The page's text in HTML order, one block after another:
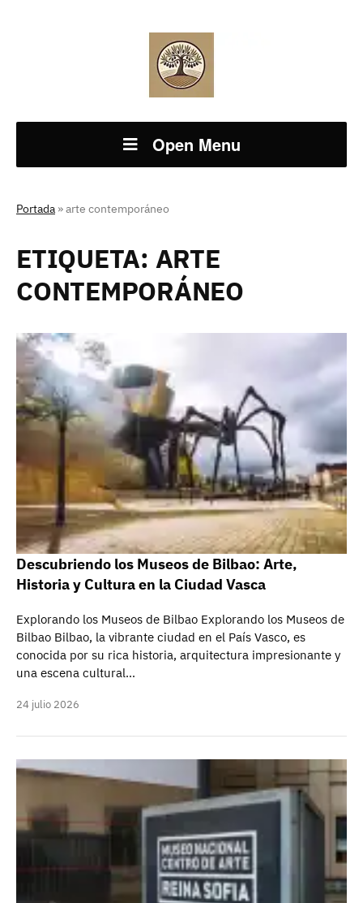
Open Menu
Portada »arte contemporáneo
ETIQUETA: ARTE
CONTEMPORÁNEO
Descubriendo los Museos de Bilbao: Arte,
Historia y Cultura en la Ciudad Vasca
Explorando los Museos de Bilbao Explorando los Museos de
Bilbao Bilbao, la vibrante ciudad en el País Vasco, es
conocida por su rica historia, arquitectura impresionante y
una escena cultural…
24 julio 2026